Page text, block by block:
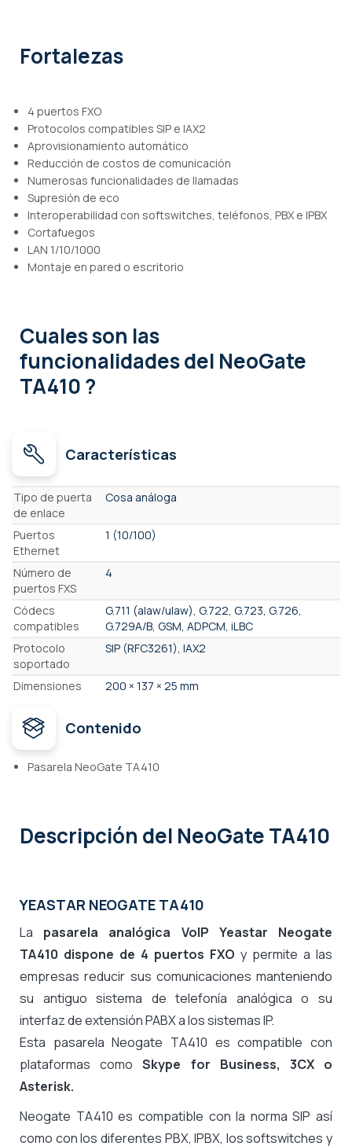
Fortalezas
4 puertos FXO
Protocolos compatibles SIP e IAX2
Aprovisionamiento automático
Reducción de costos de comunicación
Numerosas funcionalidades de llamadas
Supresión de eco
Interoperabilidad con softswitches, teléfonos, PBX e IPBX
Cortafuegos
LAN 1/10/1000
Montaje en pared o escritorio
Cuales son las
funcionalidadesdel NeoGate
TA410 ?
Características
Características
Tipo de puerta
de enlace
Cosa análoga
Puertos
Ethernet
1 (10/100)
Número de
puertos FXS
4
Códecs
compatibles
G.711 (alaw/ulaw), G.722, G.723, G.726,
G.729A/B, GSM, ADPCM, iLBC
Protocolo
soportado
SIP (RFC3261), IAX2
Dimensiones 200 × 137 × 25 mm
Contenido
Pasarela NeoGate TA410
Descripción del NeoGate TA410
YEASTAR NEOGATE TA410
La pasarela analógica VoIP Yeastar Neogate
TA410 dispone de 4 puertos FXO y permite a las
empresas reducir sus comunicaciones manteniendo
su antiguo sistema de telefonía analógica o su
interfaz de extensión PABX a los sistemas IP.
Esta pasarela Neogate TA410 es compatible con
plataformas comoSkype for Business, 3CX o
Asterisk.
Neogate TA410 es compatible con la norma SIP así
como con los diferentes PBX, IPBX, los softswitches y